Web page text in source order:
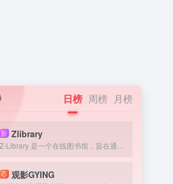
日榜 周榜 月榜
新 Zlibrary
观影GYING